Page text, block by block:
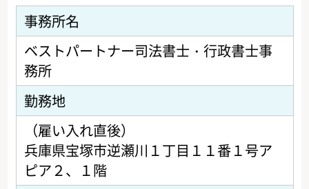
事務所名
ベストパートナー司法書士・行政書士事
務所
勤務地
（雇い入れ直後）
兵庫県宝塚市逆瀬川１丁目１１番１号ア
ピア２、１階